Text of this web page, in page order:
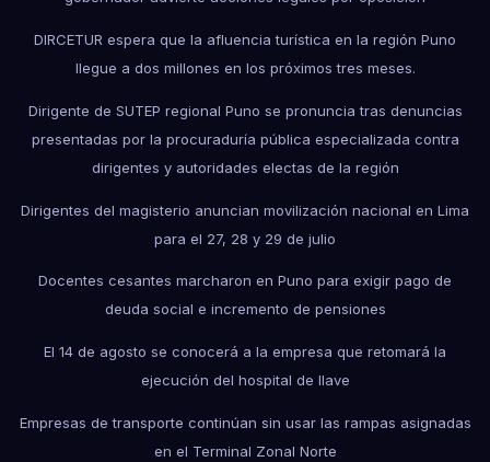
DIRCETUR espera que la afluencia turística en la región Puno
llegue a dos millones en los próximos tres meses.
Dirigente de SUTEP regional Puno se pronuncia tras denuncias
presentadas por la procuraduría pública especializada contra
dirigentes y autoridades electas de la región
Dirigentes del magisterio anuncian movilización nacional en Lima
para el 27, 28 y 29 de julio
Docentes cesantes marcharon en Puno para exigir pago de
deuda social e incremento de pensiones
El 14 de agosto se conocerá a la empresa que retomará la
ejecución del hospital de Ilave
Empresas de transporte continúan sin usar las rampas asignadas
en el Terminal Zonal Norte